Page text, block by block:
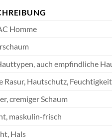
Homme
auch empfindliche
Rasur, Hautschutz,
cremiger Schaum
maskulin-frisch
Hals